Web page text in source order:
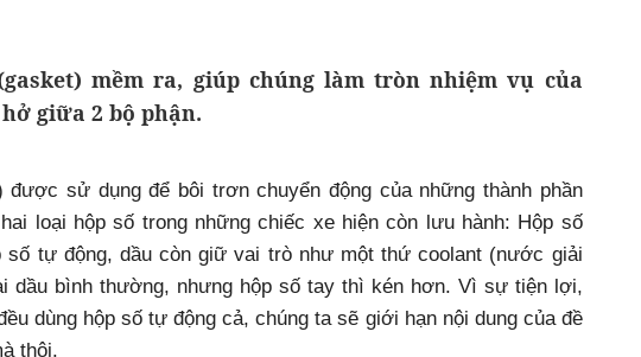
mềm ra, giúp chúng làm tròn nhiệm vụ của
giữa 2 bộ phận.
được sử dụng để bôi trơn chuyển động của những thành phần
loại hộp số trong những chiếc xe hiện còn lưu hành: Hộp số
tự động, dầu còn giữ vai trò như một thứ coolant (nước giải
dầu bình thường, nhưng hộp số tay thì kén hơn. Vì sự tiện lợi,
dùng hộp số tự động cả, chúng ta sẽ giới hạn nội dung của đề
thôi.